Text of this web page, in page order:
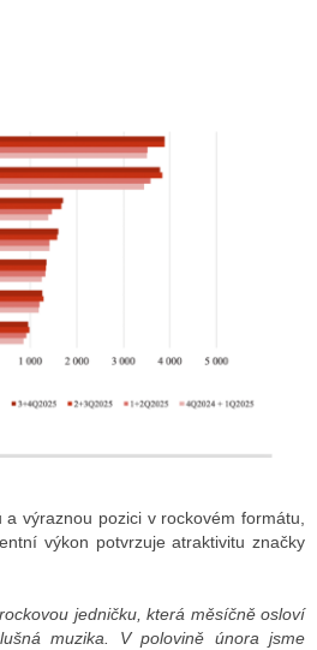
výraznou pozici v rockovém formátu,
výkon potvrzuje atraktivitu značky
jedničku, která měsíčně osloví
muzika. V polovině února jsme